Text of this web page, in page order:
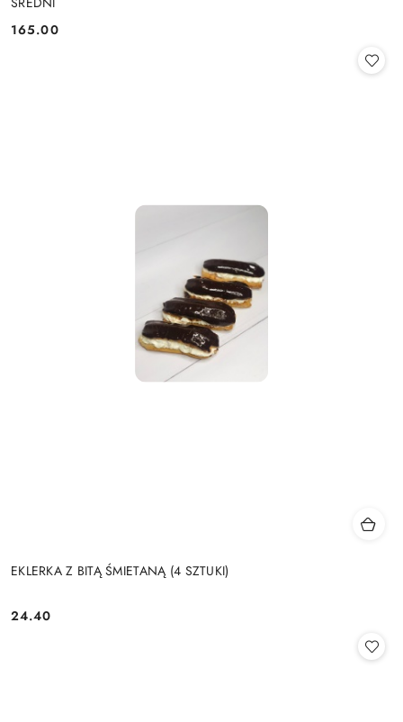
Cena:
165.00
EKLERKA Z BITĄ ŚMIETANĄ (4 SZTUKI)
Cena:
24.40